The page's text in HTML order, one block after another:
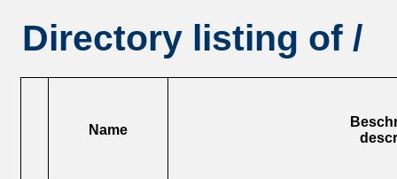
Directory listing of /
Name